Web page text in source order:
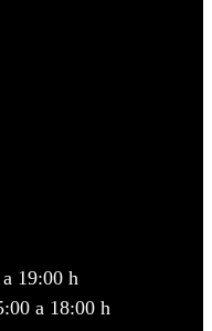
19:00 h
a 18:00 h